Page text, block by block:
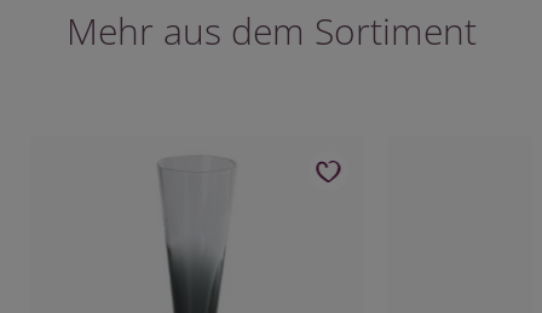
Mehr aus dem Sortiment